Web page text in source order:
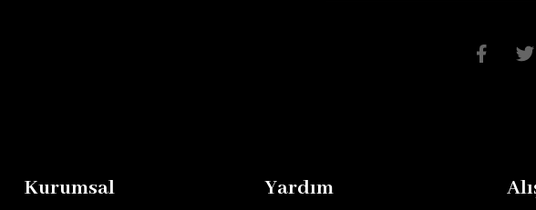
Kurumsal Yardım